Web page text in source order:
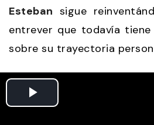
Esteban sigue
entrever que todavía
sobre su trayectoria